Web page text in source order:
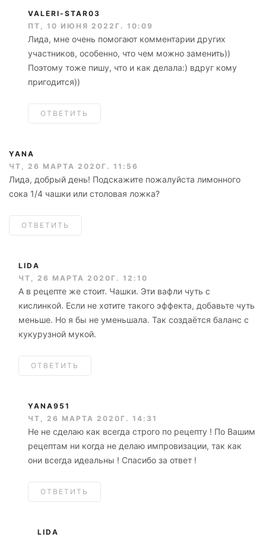
VALERI-STAR03
ПТ, 10 ИЮНЯ 2022Г. 10:09
Лида, мне очень помогают комментарии других
участников, особенно, что чем можно заменить))
Поэтому тоже пишу, что и как делала:) вдруг кому
пригодится))
ОТВЕТИТЬ
YANA
ЧТ, 26 МАРТА 2020Г. 11:56
Лида, добрый день! Подскажите пожалуйста лимонного
сока 1/4 чашки или столовая ложка?
ОТВЕТИТЬ
LIDA
ЧТ, 26 МАРТА 2020Г. 12:10
А в рецепте же стоит. Чашки. Эти вафли чуть с
кислинкой. Если не хотите такого эффекта, добавьте чуть
меньше. Но я бы не уменьшала. Так создаётся баланс с
кукурузной мукой.
ОТВЕТИТЬ
YANA951
ЧТ, 26 МАРТА 2020Г. 14:31
Не не сделаю как всегда строго по рецепту ! По Вашим
рецептам ни когда не делаю импровизации, так как
они всегда идеальны ! Спасибо за ответ !
ОТВЕТИТЬ
LIDA